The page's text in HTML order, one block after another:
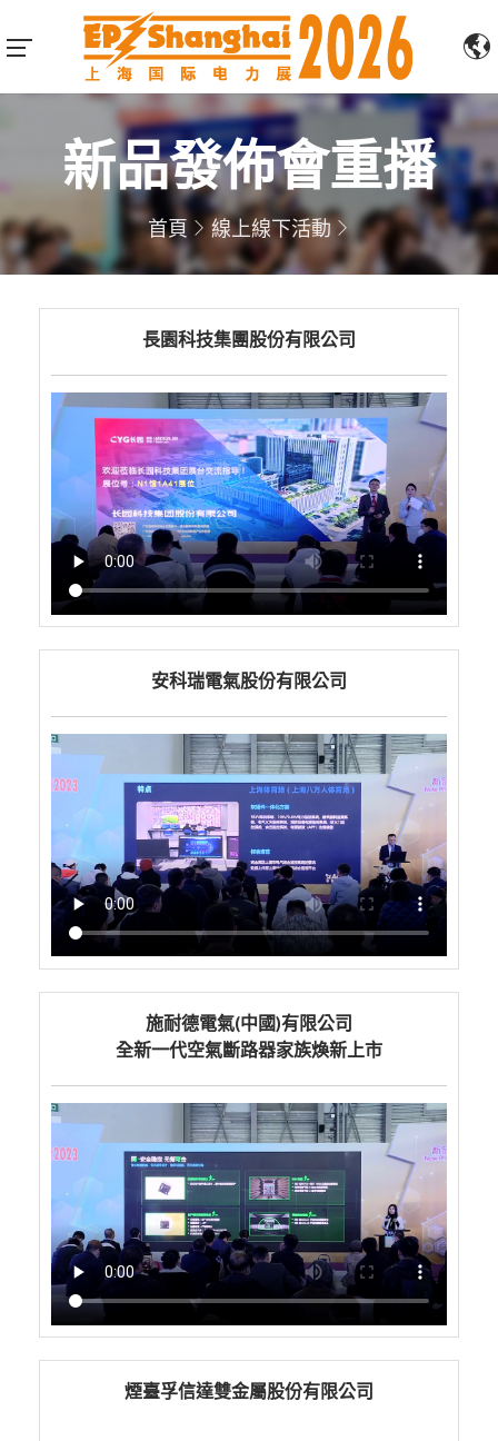
新品發佈會重播
首頁 線上線下活動
長園科技集團股份有限公司
安科瑞電氣股份有限公司
施耐德電氣(中國)有限公司
全新一代空氣斷路器家族煥新上市
煙臺孚信達雙金屬股份有限公司